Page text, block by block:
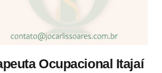
Ocupacional Itajaí